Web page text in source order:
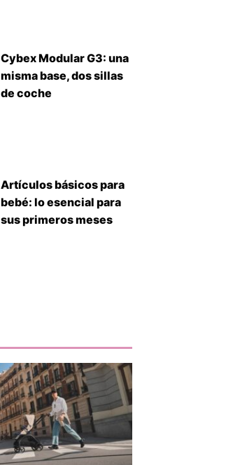
Cybex Modular G3: una
misma base, dos sillas
de coche
Artículos básicos para
bebé: lo esencial para
sus primeros meses